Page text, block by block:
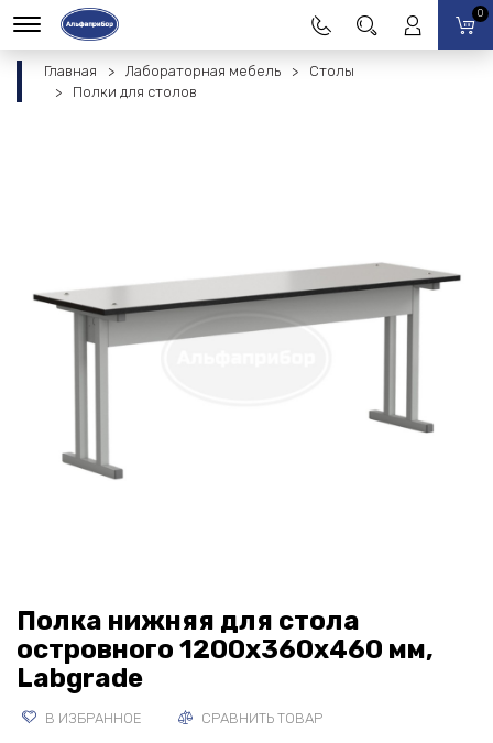
0
Главная Лабораторная мебель
Столы
Полки для столов
Полка нижняя для стола
островного 1200х360х460 мм,
Labgrade
В ИЗБРАННОЕ СРАВНИТЬ ТОВАР